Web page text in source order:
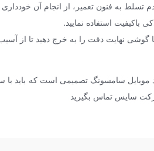
تسلط به فنون تعمیر، از انجام آن
باکیفیت استفاده نمایید.
گوشی نهایت دقت را به خرج دهید تا از
موبایل سامسونگ تصمیمی است که باید
سایس تماس بگیرید